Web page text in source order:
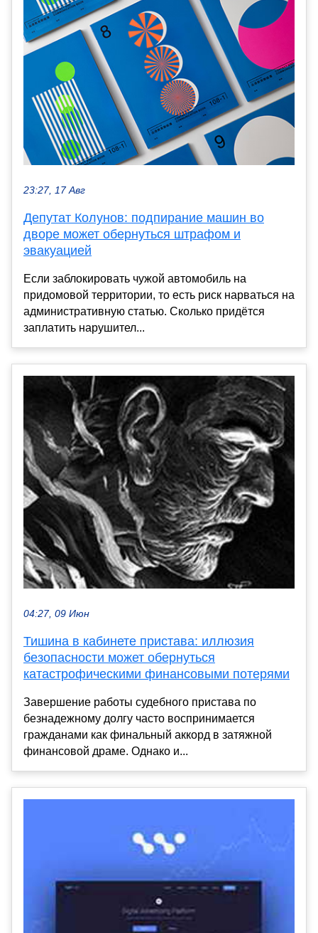
23:27, 17 Авг
Депутат Колунов: подпирание машин во
дворе может обернуться штрафом и
эвакуацией
Если заблокировать чужой автомобиль на
придомовой территории, то есть риск нарваться на
административную статью. Сколько придётся
заплатить нарушител...
04:27, 09 Июн
Тишина в кабинете пристава: иллюзия
безопасности может обернуться
катастрофическими финансовыми потерями
Завершение работы судебного пристава по
безнадежному долгу часто воспринимается
гражданами как финальный аккорд в затяжной
финансовой драме. Однако и...